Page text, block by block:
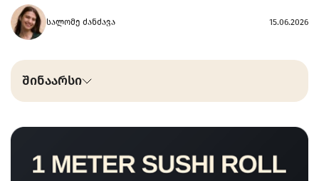
სალომე ძანძავა 15.06.2026
შინაარსი